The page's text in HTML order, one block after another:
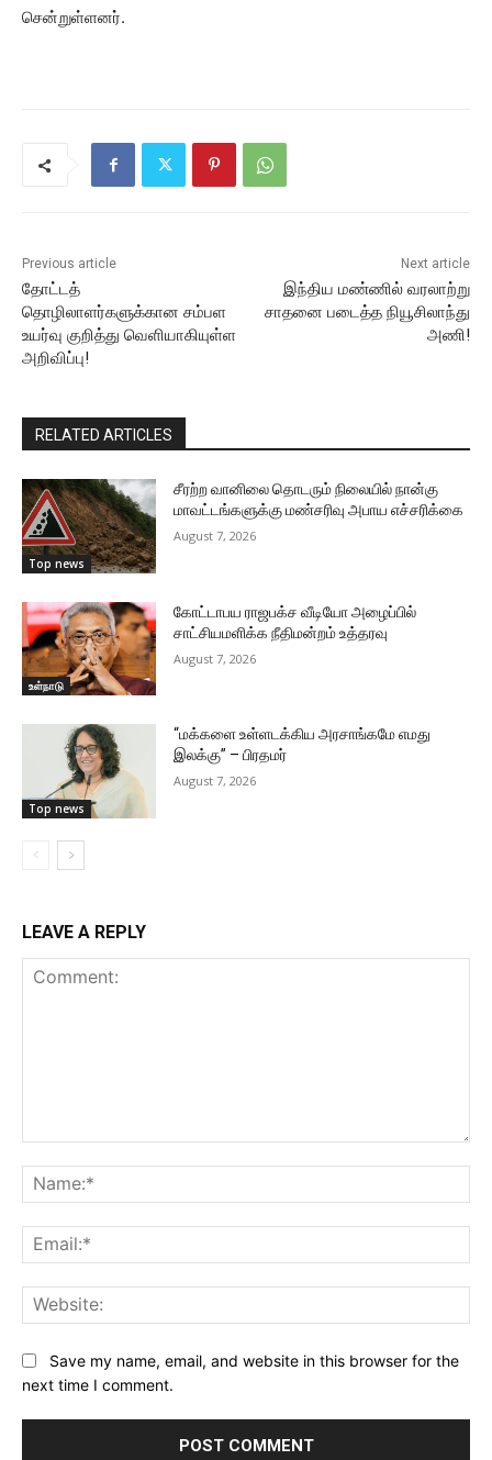
சென்றுள்ளனர்.
Previous article
தோட்டத்
தொழிலாளர்களுக்கான சம்பள
உயர்வு குறித்து வெளியாகியுள்ள
அறிவிப்பு!
Next article
இந்திய மண்ணில் வரலாற்று
சாதனை படைத்த நியூசிலாந்து
அணி!
RELATED ARTICLES
Top news
சீரற்ற வானிலை தொடரும் நிலையில் நான்கு
மாவட்டங்களுக்கு மண்சரிவு அபாய எச்சரிக்கை
August 7, 2026
உள்நாடு
கோட்டாபய ராஜபக்ச வீடியோ அழைப்பில்
சாட்சியமளிக்க நீதிமன்றம் உத்தரவு
August 7, 2026
Top news
“மக்களை உள்ளடக்கிய அரசாங்கமே எமது
இலக்கு” – பிரதமர்
August 7, 2026
LEAVE A REPLY
Save my name, email, and website in this browser for the
next time I comment.